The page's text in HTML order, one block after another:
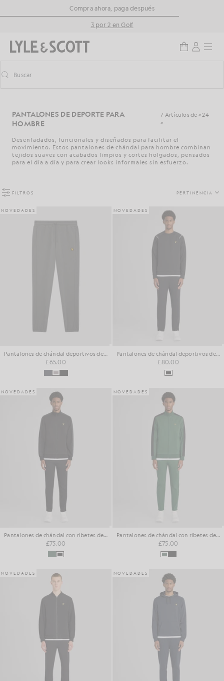
Saltar al contenido principal
Información de accesibilidadCompra ahora, paga después
3 por 2 en Golf
Activar/desactivar la búsqueda predictiva
Buscar
PANTALONES DE DEPORTE PARA
HOMBRE
/ Artículos de « 24
»
Desenfadados, funcionales y diseñados para facilitar el
movimiento. Estos pantalones de chándal para hombre combinan
tejidos suaves con acabados limpios y cortes holgados, pensados
para el día a día y para crear looks informales sin esfuerzo.
FILTROS PERTINENCIA
NOVEDADES
Pantalones de chándal deportivos de algodón con diseño «loopback»
£65.00
NOVEDADES
Pantalones de chándal deportivos de neopreno
£80.00
NOVEDADES
Pantalones de chándal con ribetes de pádel
£75.00
NOVEDADES
Pantalones de chándal con ribetes de pádel
£75.00
NOVEDADES NOVEDADES